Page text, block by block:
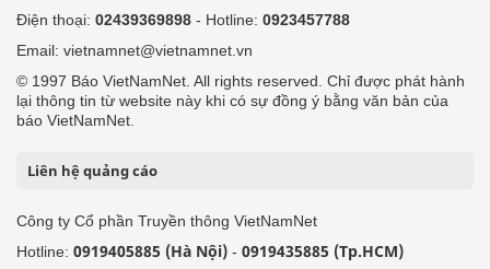
Điện thoại: 02439369898 - Hotline: 0923457788
Email: vietnamnet@vietnamnet.vn
© 1997 Báo VietNamNet. All rights reserved. Chỉ được phát hành
lại thông tin từ website này khi có sự đồng ý bằng văn bản của
báo VietNamNet.
Liên hệ quảng cáo
Công ty Cổ phần Truyền thông VietNamNet
Hotline: 0919405885 (Hà Nội) - 0919435885 (Tp.HCM)